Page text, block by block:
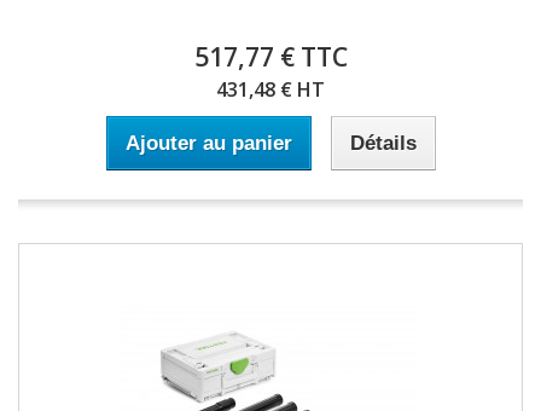
517,77 € TTC
431,48 € HT
Ajouter au panier Détails